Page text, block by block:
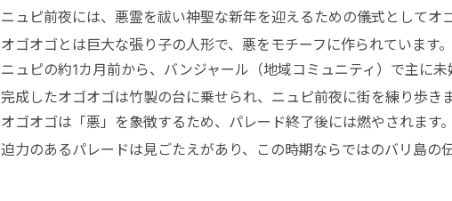
ニュピ前夜には、悪霊を祓い神聖な新年を迎えるための儀式としてオ
オゴオゴとは巨大な張り子の人形で、悪をモチーフに作られています。
ニュピの約1カ月前から、バンジャール（地域コミュニティ）で主に未
完成したオゴオゴは竹製の台に乗せられ、ニュピ前夜に街を練り歩きま
オゴオゴは「悪」を象徴するため、パレード終了後には燃やされます。
迫力のあるパレードは見ごたえがあり、この時期ならではのバリ島の伝